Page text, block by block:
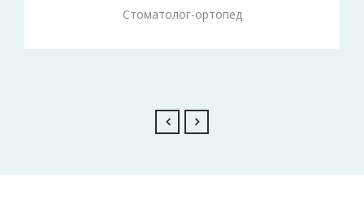
Стоматолог-ортопед